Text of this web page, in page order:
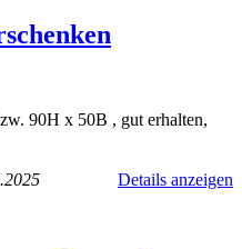
90H x 50B , gut erhalten,
Details anzeigen